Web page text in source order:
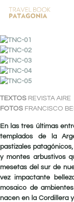
TEXTOS REVISTA AIRE
FOTOS FRANCISCO
En las tres últimas
templados de la
pastizales
y montes arbustivos
mesetas del sur de
vez impactante
mosaico de
nacen en la Cordillera